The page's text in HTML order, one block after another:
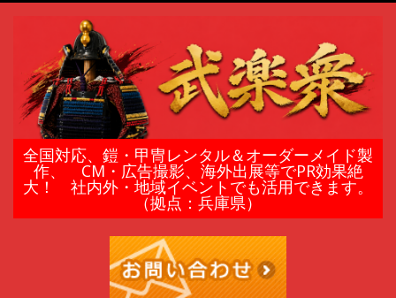
鎧
甲
全国対応、鎧・甲冑レンタル＆オーダーメイド製
作、 CM・広告撮影、海外出展等でPR効果絶
大！ 社内外・地域イベントでも活用できます。
（拠点：兵庫県）